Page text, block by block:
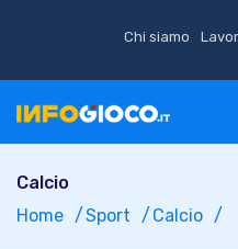
Chi siamo
Calcio
Home
Sport Calcio